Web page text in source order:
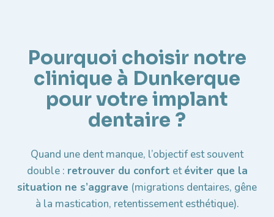
Pourquoi choisir notre
clinique à Dunkerque
pour votre implant
dentaire ?
Quand une dent manque, l’objectif est souvent
double : retrouver du confort etéviter que la
situation ne s’aggrave (migrations dentaires, gêne
à la mastication, retentissement esthétique).